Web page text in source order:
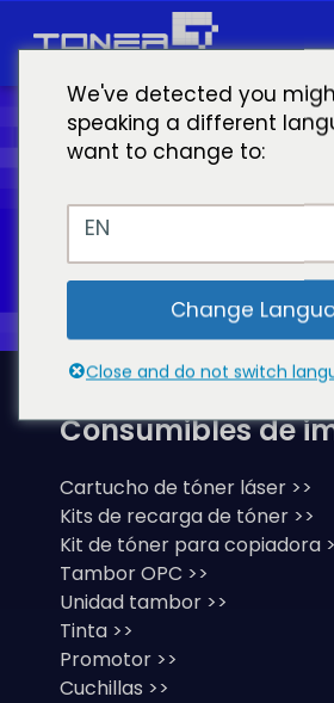
¡Imprima hoy
hacia el éxito con
Solicitud de
Consumibles de
Cartucho de tóner láser >>
Kits de recarga de tóner >>
Kit de tóner para copiadora
Tambor OPC >>
Unidad tambor >>
Tinta >>
Promotor >>
Cuchillas >>
We've detected you
speaking a different
want to change to:
EN
Change
Close and do not switch